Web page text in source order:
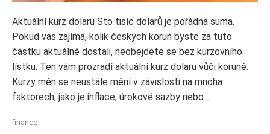
Aktuální kurz dolaru Sto tisíc dolarů je pořádná suma.
Pokud vás zajímá, kolik českých korun byste za tuto
částku aktuálně dostali, neobejdete se bez kurzovního
lístku. Ten vám prozradí aktuální kurz dolaru vůči koruně.
Kurzy měn se neustále mění v závislosti na mnoha
faktorech, jako je inflace, úrokové sazby nebo...
finance